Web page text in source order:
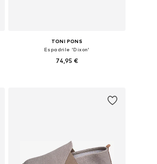
TONI PONS
Espadrile 'Dixon'
74,95 €